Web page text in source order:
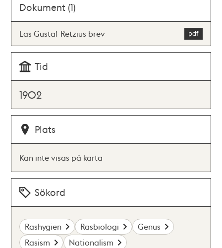
Dokument (1)
Läs Gustaf Retzius brev
Tid
1902
Plats
Kan inte visas på karta
Sökord
Rashygien Rasbiologi
Genus
Rasism
Nationalism